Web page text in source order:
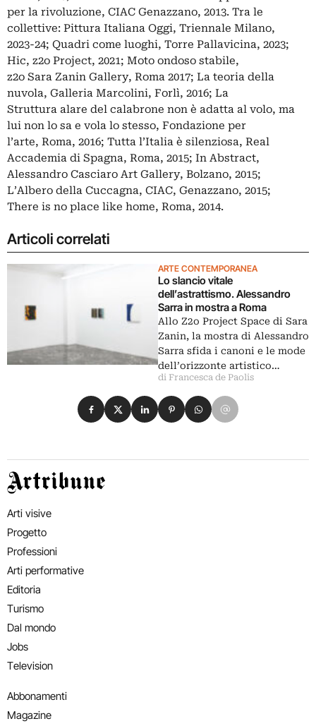
per la rivoluzione, CIAC Genazzano, 2013. Tra le
collettive: Pittura Italiana Oggi, Triennale Milano,
2023-24; Quadri come luoghi, Torre Pallavicina, 2023;
Hic, z2o Project, 2021; Moto ondoso stabile,
z2o Sara Zanin Gallery, Roma 2017; La teoria della
nuvola, Galleria Marcolini, Forlì, 2016; La
Struttura alare del calabrone non è adatta al volo, ma
lui non lo sa e vola lo stesso, Fondazione per
l’arte, Roma, 2016; Tutta l’Italia è silenziosa, Real
Accademia di Spagna, Roma, 2015; In Abstract,
Alessandro Casciaro Art Gallery, Bolzano, 2015;
L’Albero della Cuccagna, CIAC, Genazzano, 2015;
There is no place like home, Roma, 2014.
Articoli correlati
ARTE CONTEMPORANEA
Lo slancio vitale
dell’astrattismo. Alessandro
Sarra in mostra a Roma
Allo Z2o Project Space di Sara
Zanin, la mostra di Alessandro
Sarra sfida i canoni e le mode
dell’orizzonte artistico…
di Francesca de Paolis
Condividi su Facebook
Condividi su X
Condividi su LinkedIn
Condividi su Pinterest
Condividi su WhatsApp
Condividi su Email
Artribune
Arti visive
Progetto
Professioni
Arti performative
Editoria
Turismo
Dal mondo
Jobs
Television
Abbonamenti
Magazine